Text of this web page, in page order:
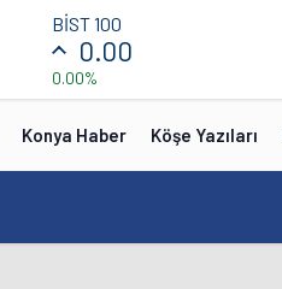
BİST 100
0.00
0.00%
Konya Haber Köşe Yazıları